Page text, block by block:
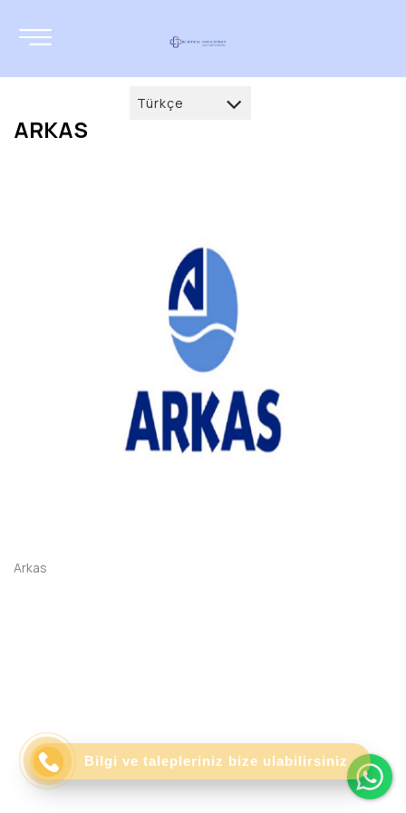
ARKAS
Arkas
Türkçe
français
English
русский
azərbaycan
Bilgi ve talepleriniz bize ulabilirsiniz